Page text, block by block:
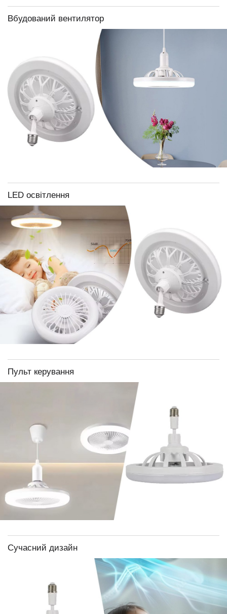
Вбудований вентилятор
LED освітлення
Пульт керування
Сучасний дизайн